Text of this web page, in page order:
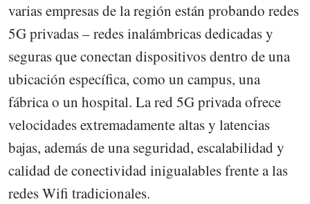
varias empresas de la región están probando redes
5G privadas – redes inalámbricas dedicadas y
seguras que conectan dispositivos dentro de una
ubicación específica, como un campus, una
fábrica o un hospital. La red 5G privada ofrece
velocidades extremadamente altas y latencias
bajas, además de una seguridad, escalabilidad y
calidad de conectividad inigualables frente a las
redes Wifi tradicionales.